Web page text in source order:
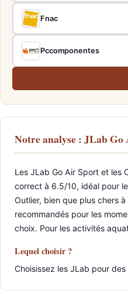
Fnac
Pccomponentes
Notre analyse : JLab
Les JLab Go Air Sport et les
correct à 6.5/10, idéal pour
Outlier, bien que plus chers
recommandés pour les
choix. Pour les activités
Lequel choisir ?
Choisissez les JLab pour